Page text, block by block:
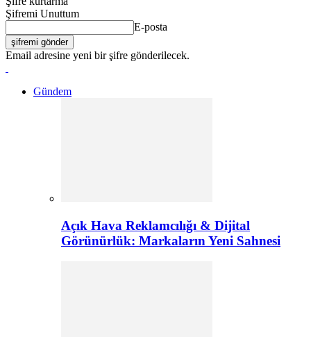
Şifremi Unuttum
E-posta
Email adresine yeni bir şifre gönderilecek.
Gündem
Açık Hava Reklamcılığı & Dijital
Görünürlük: Markaların Yeni Sahnesi